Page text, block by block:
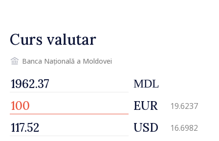
Curs valutar
Banca Națională a Moldovei
MDL
EUR 19.6237
USD 16.6982